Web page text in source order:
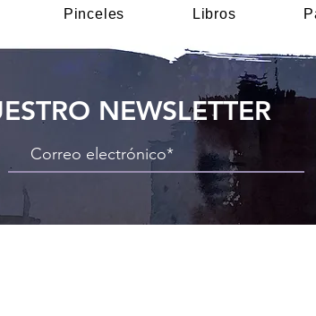
Pinceles Libros
NEWSLETTER